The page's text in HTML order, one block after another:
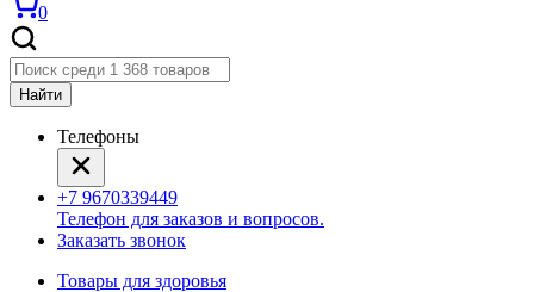
0
Найти
Телефоны
+7 9670339449
Телефон для заказов и вопросов.
Заказать звонок
Товары для здоровья